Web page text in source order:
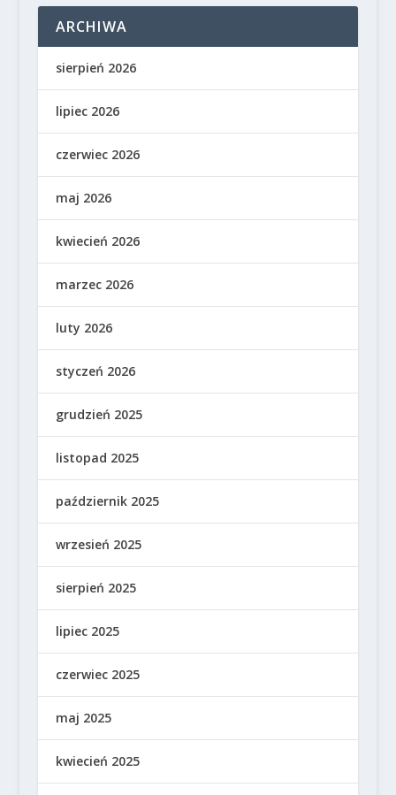
ARCHIWA
sierpień 2026
lipiec 2026
czerwiec 2026
maj 2026
kwiecień 2026
marzec 2026
luty 2026
styczeń 2026
grudzień 2025
listopad 2025
październik 2025
wrzesień 2025
sierpień 2025
lipiec 2025
czerwiec 2025
maj 2025
kwiecień 2025